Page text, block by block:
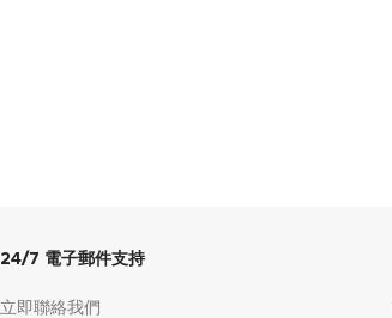
24/7 電子郵件支持
立即聯絡我們